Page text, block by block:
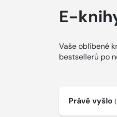
E-
Vaše oblíbené
bestsellerů po
Právě vyšlo